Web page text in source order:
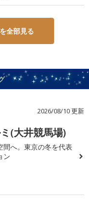
全部見る
2026/08/10 更新
(大井競馬場)
間へ。東京の冬を代表
ン